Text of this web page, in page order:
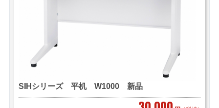
SIHシリーズ 平机 W1000 新品